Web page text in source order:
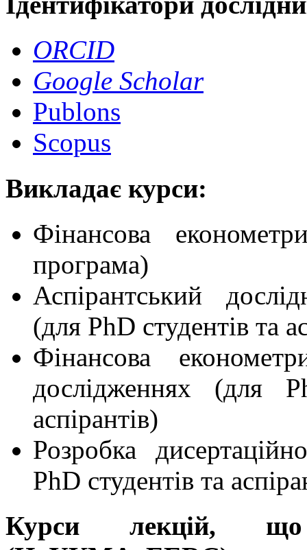
ORCID
Google Scholar
Publons
Scopus
Викладає курси:
Фінансова
програма)
Аспірантський
(для PhD студентів та
Фінансова
дослідженнях (для
аспірантів)
Розробка
PhD студентів та
Курси лекцій, що